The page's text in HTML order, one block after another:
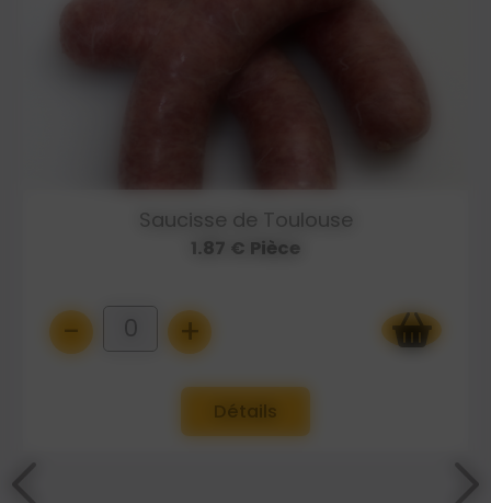
Saucisse de Toulouse
1.87 € Pièce
- 0 +
Détails